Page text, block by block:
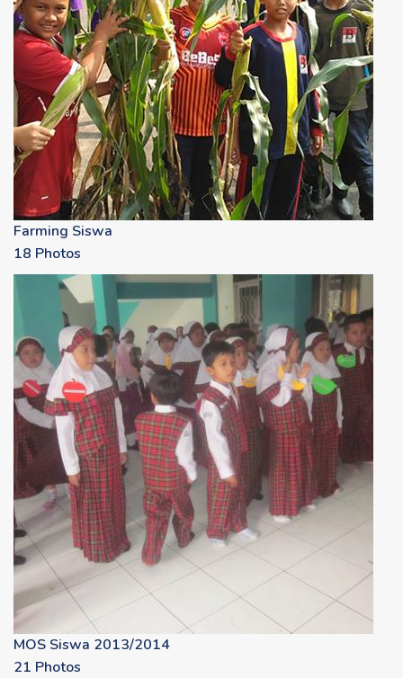
Farming Siswa
18 Photos
MOS Siswa 2013/2014
21 Photos